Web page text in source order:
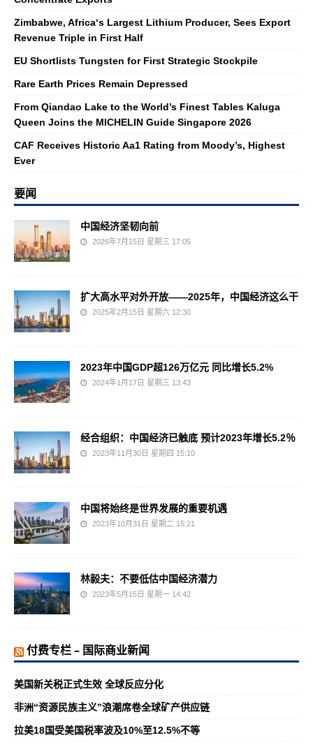
Zimbabwe, Africa‘s Largest Lithium Producer, Sees Export
Revenue Triple in First Half
EU Shortlists Tungsten for First Strategic Stockpile
Rare Earth Prices Remain Depressed
From Qiandao Lake to the World’s Finest Tables Kaluga
Queen Joins the MICHELIN Guide Singapore 2026
CAF Receives Historic Aa1 Rating from Moody’s, Highest
Ever
要闻
中国经济坚韧向前
2026年7月15日 星期三 17:05
扩大高水平对外开放——2025年，中国经济这么干
2025年2月15日 星期六 12:30
2023年中国GDP超126万亿元 同比增长5.2%
2024年1月17日 星期三 13:43
经合组织：中国经济已触底 预计2023年增长5.2％
2023年11月30日 星期四 15:10
中国将始终是世界发展的重要机遇
2023年10月31日 星期二 15:21
林毅夫：不要低估中国经济潜力
2023年5月15日 星期一 14:42
付费专栏 – 国际商业新闻
美国新关税正式生效 全球反应分化
非洲“资源民族主义”浪潮席卷全球矿产供应链
拉美18国受美国税率波及10%至12.5%不等